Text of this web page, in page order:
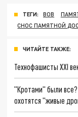
ТЕГИ: ВОВ
СНОС ПАМЯТНОЙ
ЧИТАЙТЕ ТАКЖЕ:
Технофашисты XXI
"Кротами" были все?
охотятся "живые